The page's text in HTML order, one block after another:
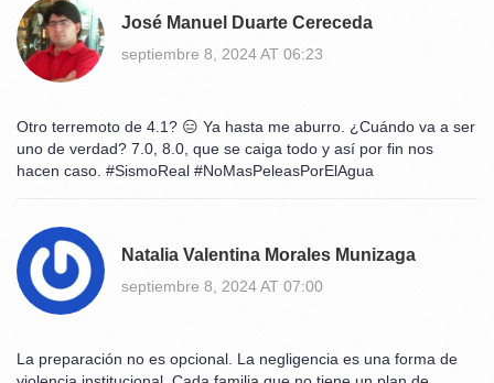
José Manuel Duarte Cereceda
septiembre 8, 2024 AT 06:23
Otro terremoto de 4.1? 😑 Ya hasta me aburro. ¿Cuándo va a ser
uno de verdad? 7.0, 8.0, que se caiga todo y así por fin nos
hacen caso. #SismoReal #NoMasPeleasPorElAgua
Natalia Valentina Morales Munizaga
septiembre 8, 2024 AT 07:00
La preparación no es opcional. La negligencia es una forma de